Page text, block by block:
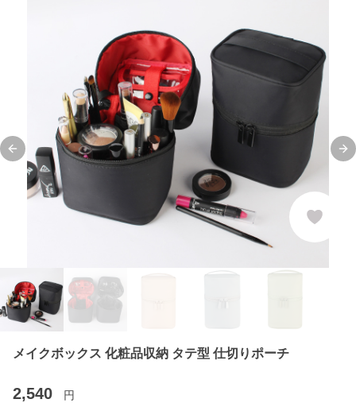
Previous slide
メイクボックス 化粧品収納 タテ型 仕切りポーチ
2,540 円